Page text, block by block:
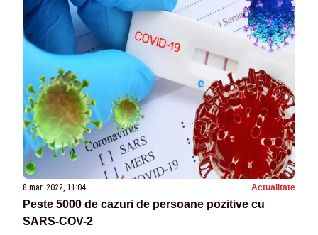
8 mar. 2022, 11:04 Actualitate
Peste 5000 de cazuri de persoane pozitive cu
SARS-COV-2